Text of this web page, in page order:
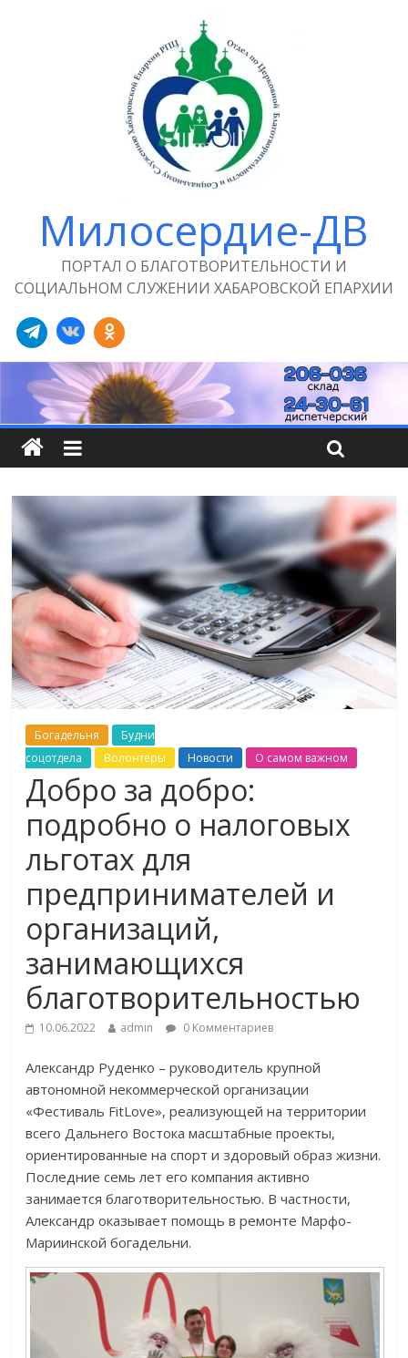
Милосердие-ДВ
ПОРТАЛ О БЛАГОТВОРИТЕЛЬНОСТИ И
СОЦИАЛЬНОМ СЛУЖЕНИИ ХАБАРОВСКОЙ ЕПАРХИИ
Богадельня
Будни
соцотдела
Волонтеры Новости О самом важном
Добро за добро:
подробно о налоговых
льготах для
предпринимателей и
организаций,
занимающихся
благотворительностью
10.06.2022 admin 0 Комментариев
Александр Руденко – руководитель крупной
автономной некоммерческой организации
«Фестиваль FitLove», реализующей на территории
всего Дальнего Востока масштабные проекты,
ориентированные на спорт и здоровый образ жизни.
Последние семь лет его компания активно
занимается благотворительностью. В частности,
Александр оказывает помощь в ремонте Марфо-
Мариинской богадельни.